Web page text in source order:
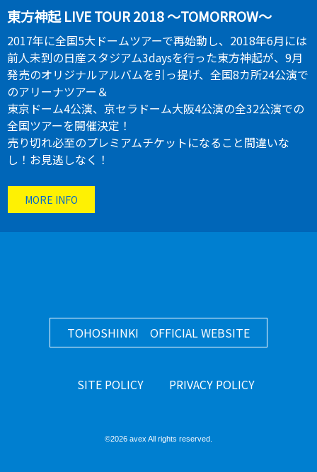
東方神起 LIVE TOUR 2018 ～TOMORROW～
2017年に全国5大ドームツアーで再始動し、2018年6月には
前人未到の日産スタジアム3daysを行った東方神起が、9月
発売のオリジナルアルバムを引っ提げ、全国8カ所24公演で
のアリーナツアー＆
東京ドーム4公演、京セラドーム大阪4公演の全32公演での
全国ツアーを開催決定！
売り切れ必至のプレミアムチケットになること間違いな
し！お見逃しなく！
MORE INFO
TOHOSHINKI OFFICIAL WEBSITE
SITE POLICY PRIVACY POLICY
©2026 avex All rights reserved.